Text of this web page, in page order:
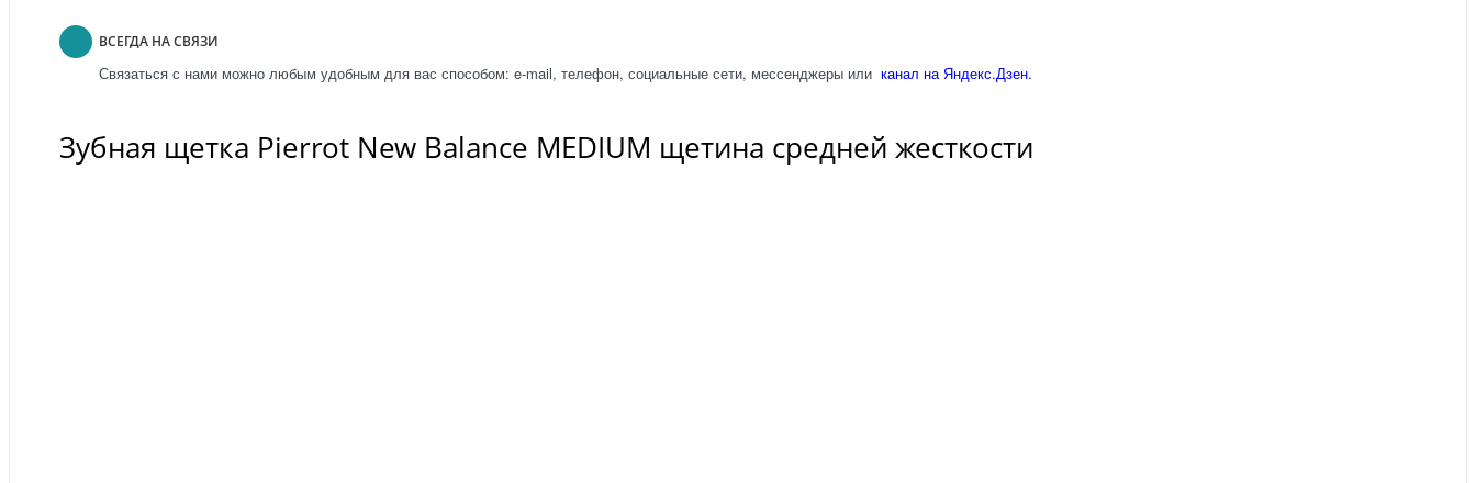
ВСЕГДА НА СВЯЗИ
Связаться с нами можно любым удобным для вас способом: e-mail, телефон, социальные сети, мессенджеры или канал на Яндекс.Дзен.
Зубная щетка Pierrot New Balance MEDIUM щетина средней жесткости